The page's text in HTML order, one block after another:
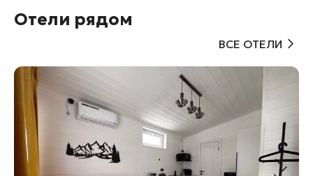
Отели рядом
ВСЕ ОТЕЛИ